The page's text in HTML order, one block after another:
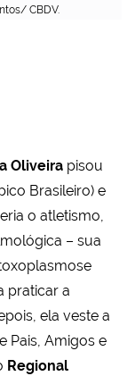
CBDV.
Oliveira pisou
Brasileiro) e
o atletismo,
– sua
praticar a
ela veste a
Pais, Amigos e
Regional